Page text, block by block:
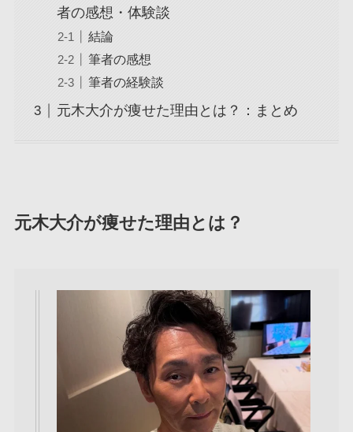
者の感想・体験談
結論
筆者の感想
筆者の経験談
元木大介が痩せた理由とは？：まとめ
元木大介が痩せた理由とは？